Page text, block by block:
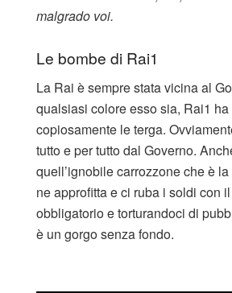
malgrado voi.
Le bombe di Rai1
La Rai è sempre stata vicina al
qualsiasi colore esso sia, Rai1
copiosamente le terga.
tutto e per tutto dal Governo.
quell’ignobile carrozzone che è
ne approfitta e ci ruba i soldi con
obbligatorio e torturandoci di
è un gorgo senza fondo.